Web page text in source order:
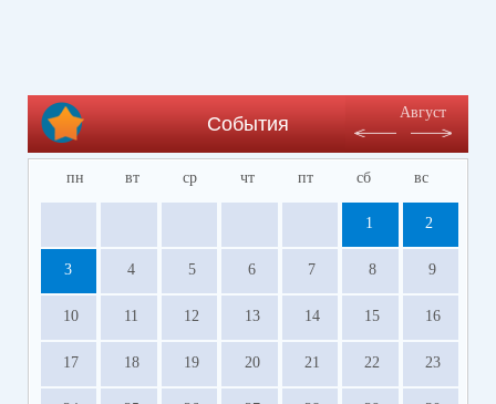
События
Август
пн вт ср чт пт сб вс
1 2
3 4 5 6 7 8 9
10 11 12 13 14 15 16
17 18 19 20 21 22 23